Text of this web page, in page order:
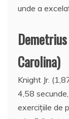
unde a
Carolina)
Knight Jr.
4,58
exercițiile de